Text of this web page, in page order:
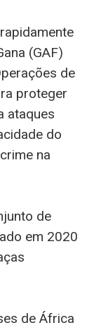
(GAF)
de
proteger
ataques
do
na
de
em 2020
de África